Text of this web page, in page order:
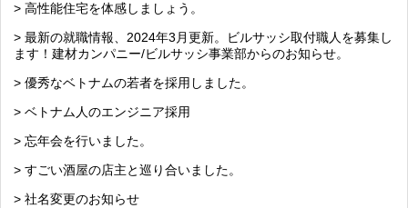
> 高性能住宅を体感しましょう。
> 最新の就職情報、2024年3月更新。ビルサッシ取付職人を募集し
ます！建材カンパニー/ビルサッシ事業部からのお知らせ。
> 優秀なベトナムの若者を採用しました。
> ベトナム人のエンジニア採用
> 忘年会を行いました。
> すごい酒屋の店主と巡り合いました。
> 社名変更のお知らせ